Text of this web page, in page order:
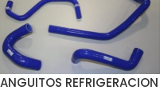
REFRIGERACION